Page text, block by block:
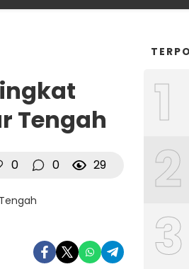
Tengah
0 0 29
1
2
3